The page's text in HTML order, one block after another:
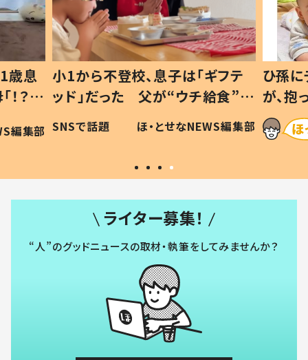
歳息
？」
編集部
小1から不登校、息子は「ギフテ
ッド」だった 父が“ウチ給食”を
作り続ける理由とは #令和の親
#令和の子
SNSで話題 ほ・とせなNEWS編集部
ひ孫
が、
「涙が
い」
ライター募集！
“人”のグッドニュースの取材・執筆をしてみませんか？